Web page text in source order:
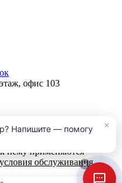
офис 103
нему применяются
условия обслуживания
×
Напишите — помогу
×